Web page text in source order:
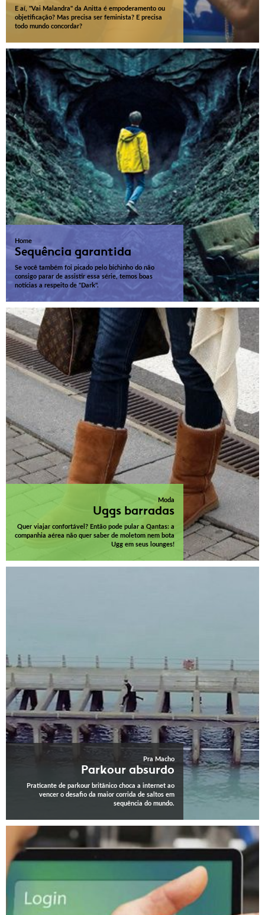
E aí, "Vai Malandra" da Anitta é empoderamento ou
objetificação? Mas precisa ser feminista? E precisa
todo mundo concordar?
Home
Sequência garantida
Se você também foi picado pelo bichinho do não
consigo parar de assistir essa série, temos boas
notícias a respeito de "Dark".
Moda
Uggs barradas
Quer viajar confortável? Então pode pular a Qantas: a
companhia aérea não quer saber de moletom nem bota
Ugg em seus lounges!
Pra Macho
Parkour absurdo
Praticante de parkour britânico choca a internet ao
vencer o desafio da maior corrida de saltos em
sequência do mundo.